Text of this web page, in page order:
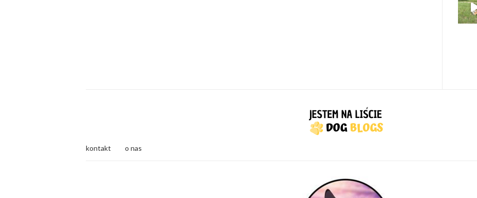
kontakt o nas